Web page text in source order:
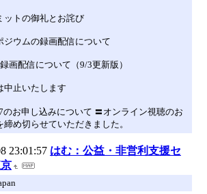
ットの御礼とお詫び
ジウムの録画配信について
画配信について（9/3更新版）
中止いたします
お申し込みについて 〓オンライン視聴のお
締め切らせていただきました。
23:01:57 はむ：公益・非営利支援セ